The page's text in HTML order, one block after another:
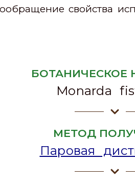
свойства
БОТАНИЧЕСКОЕ
Monarda
МЕТОД
Паровая